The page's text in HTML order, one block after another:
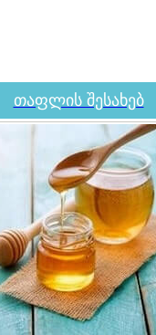
თაფლის შესახებ